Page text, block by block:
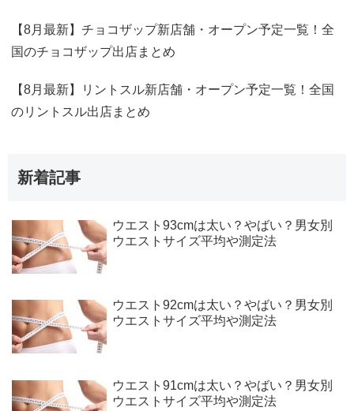
【8月最新】チョコザップ新店舗・オープン予定一覧！全
国のチョコザップ出店まとめ
【8月最新】リントスル新店舗・オープン予定一覧！全国
のリントスル出店まとめ
新着記事
ウエスト93cmは太い？やばい？男女別
ウエストサイズ平均や測定法
ウエスト92cmは太い？やばい？男女別
ウエストサイズ平均や測定法
ウエスト91cmは太い？やばい？男女別
ウエストサイズ平均や測定法